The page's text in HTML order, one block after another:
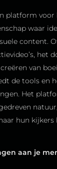
platform voor
waar
content.
het
van
de tools en
Het
hun kijkers
aan je